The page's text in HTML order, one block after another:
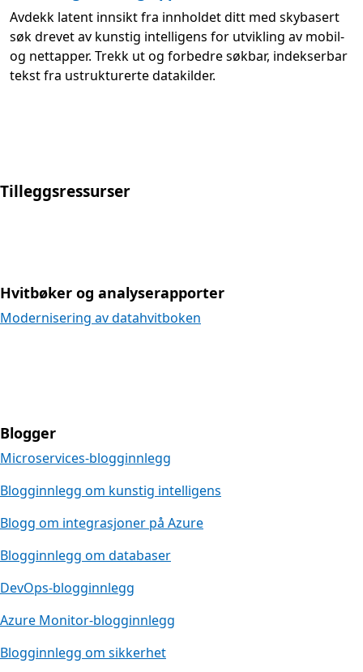
Avdekk latent innsikt fra innholdet ditt med skybasert
søk drevet av kunstig intelligens for utvikling av mobil-
og nettapper. Trekk ut og forbedre søkbar, indekserbar
tekst fra ustrukturerte datakilder.
Tilleggsressurser
Hvitbøker og analyserapporter
Modernisering av datahvitboken
Blogger
Microservices-blogginnlegg
Blogginnlegg om kunstig intelligens
Blogg om integrasjoner på Azure
Blogginnlegg om databaser
DevOps-blogginnlegg
Azure Monitor-blogginnlegg
Blogginnlegg om sikkerhet